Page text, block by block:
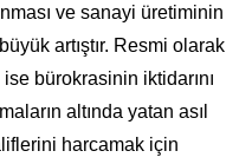
ve sanayi üretiminin
artıştır. Resmi olarak
bürokrasinin iktidarını
altında yatan asıl
harcamak için